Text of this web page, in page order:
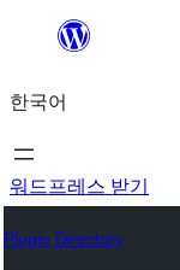
츠
로
바
가
한국어
워드프레스 받기
Plugin Directory